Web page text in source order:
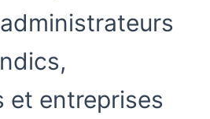
administrateurs
et entreprises